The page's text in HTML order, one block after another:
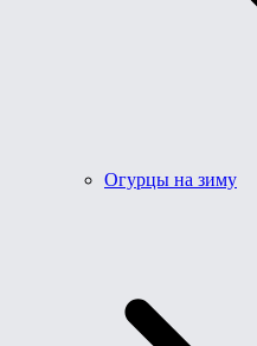
Огурцы на зиму